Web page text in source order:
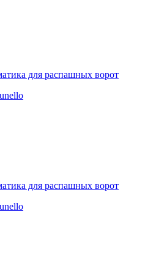
для распашных ворот
для распашных ворот